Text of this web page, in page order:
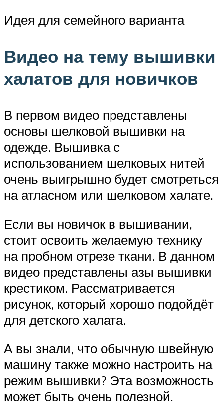
Идея для семейного варианта
Видео на тему вышивки
халатов для новичков
В первом видео представлены
основы шелковой вышивки на
одежде. Вышивка с
использованием шелковых нитей
очень выигрышно будет смотреться
на атласном или шелковом халате.
Если вы новичок в вышивании,
стоит освоить желаемую технику
на пробном отрезе ткани. В данном
видео представлены азы вышивки
крестиком. Рассматривается
рисунок, который хорошо подойдёт
для детского халата.
А вы знали, что обычную швейную
машину также можно настроить на
режим вышивки? Эта возможность
может быть очень полезной.